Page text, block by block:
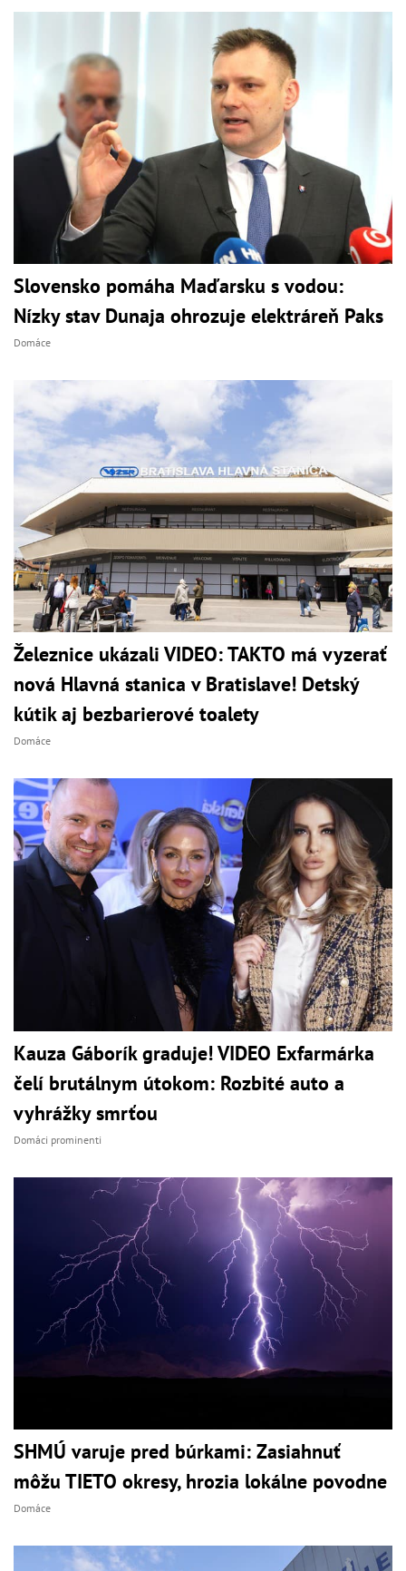
Slovensko pomáha Maďarsku s vodou:
Nízky stav Dunaja ohrozuje elektráreň Paks
Domáce
Železnice ukázali VIDEO: TAKTO má vyzerať
nová Hlavná stanica v Bratislave! Detský
kútik aj bezbarierové toalety
Domáce
Kauza Gáborík graduje! VIDEO Exfarmárka
čelí brutálnym útokom: Rozbité auto a
vyhrážky smrťou
Domáci prominenti
SHMÚ varuje pred búrkami: Zasiahnuť
môžu TIETO okresy, hrozia lokálne povodne
Domáce